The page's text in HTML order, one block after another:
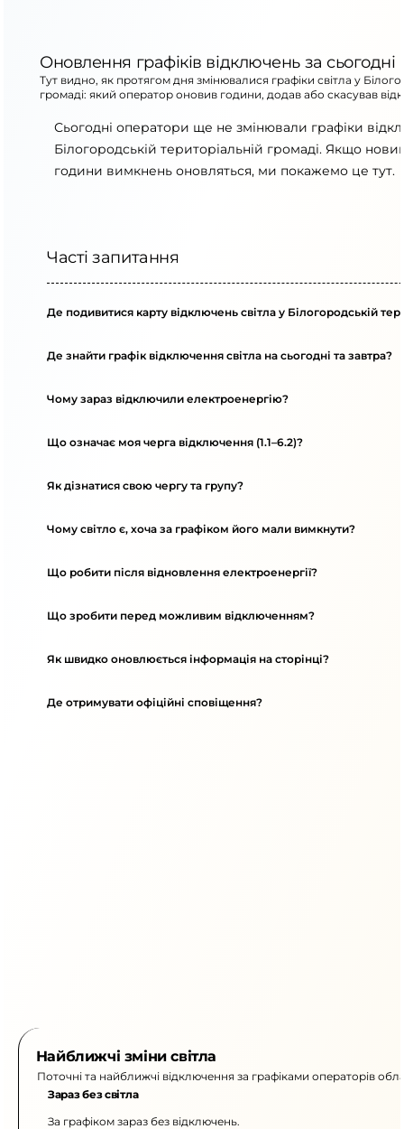
Оновлення графіків відключень за сьогодні
Тут видно, як протягом дня змінювалися графіки світла у
громаді: який оператор оновив години, додав або скасував
Сьогодні оператори ще не змінювали графіки
Білогородській територіальній громаді. Якщо
години вимкнень оновляться, ми покажемо це тут.
Часті запитання
Де подивитися карту відключень світла у Білогородській
Де знайти графік відключення світла на сьогодні та завтра?
Чому зараз відключили електроенергію?
Що означає моя черга відключення (1.1–6.2)?
Як дізнатися свою чергу та групу?
Чому світло є, хоча за графіком його мали вимкнути?
Що робити після відновлення електроенергії?
Що зробити перед можливим відключенням?
Як швидко оновлюється інформація на сторінці?
Де отримувати офіційні сповіщення?
Найближчі зміни світла
Поточні та найближчі відключення за графіками операторів
Зараз без світла
За графіком зараз без відключень.